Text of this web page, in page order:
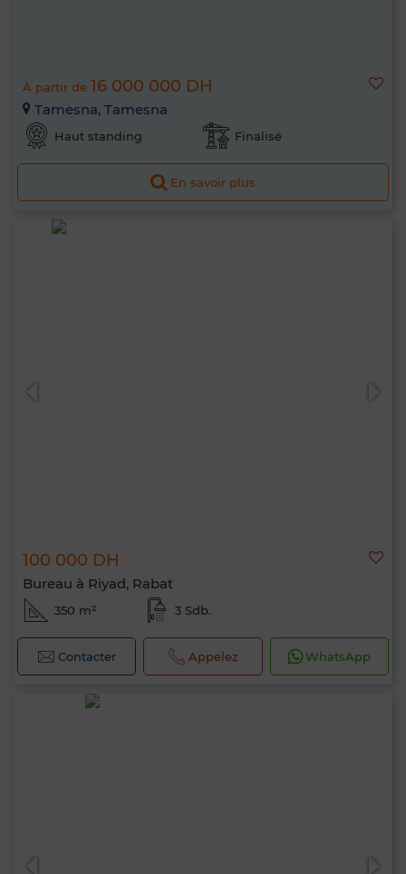
À partir de 16 000 000 DH
Tamesna, Tamesna
Haut standing Finalisé
En savoir plus
100 000 DH
Bureau à Riyad, Rabat
350 m² 3 Sdb.
Contacter Appelez WhatsApp